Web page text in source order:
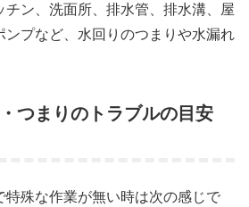
チン、洗面所、排水管、排水溝、屋
ンプなど、水回りのつまりや水漏れ
つまりのトラブルの目安
特殊な作業が無い時は次の感じで